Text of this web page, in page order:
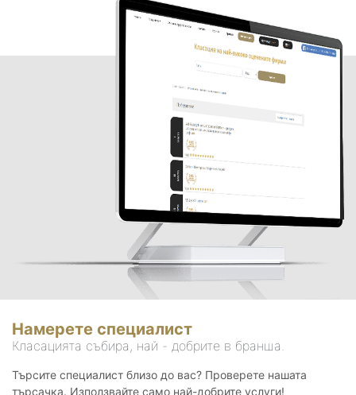
Намерете специалист
Класацията събира, най - добрите в бранша.
Търсите специалист близо до вас? Проверете нашата
търсачка. Използвайте само най-добрите услуги!